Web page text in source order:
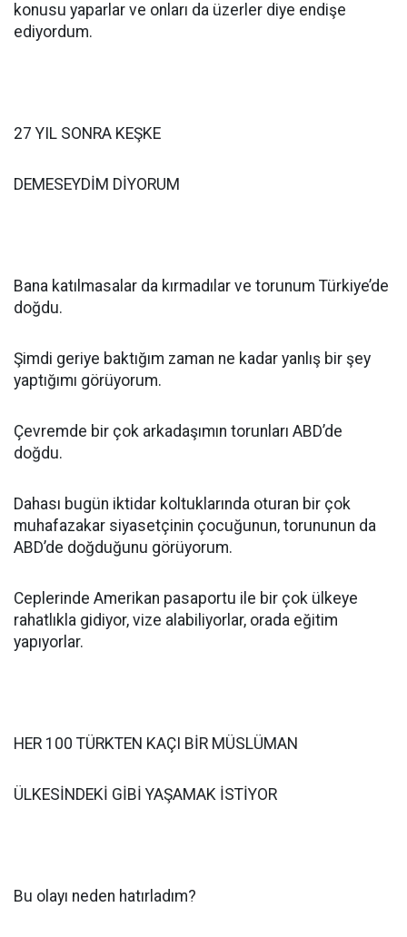
konusu yaparlar ve onları da üzerler diye endişe
ediyordum.
27 YIL SONRA KEŞKE
DEMESEYDİM DİYORUM
Bana katılmasalar da kırmadılar ve torunum Türkiye’de
doğdu.
Şimdi geriye baktığım zaman ne kadar yanlış bir şey
yaptığımı görüyorum.
Çevremde bir çok arkadaşımın torunları ABD’de
doğdu.
Dahası bugün iktidar koltuklarında oturan bir çok
muhafazakar siyasetçinin çocuğunun, torununun da
ABD’de doğduğunu görüyorum.
Ceplerinde Amerikan pasaportu ile bir çok ülkeye
rahatlıkla gidiyor, vize alabiliyorlar, orada eğitim
yapıyorlar.
HER 100 TÜRKTEN KAÇI BİR MÜSLÜMAN
ÜLKESİNDEKİ GİBİ YAŞAMAK İSTİYOR
Bu olayı neden hatırladım?